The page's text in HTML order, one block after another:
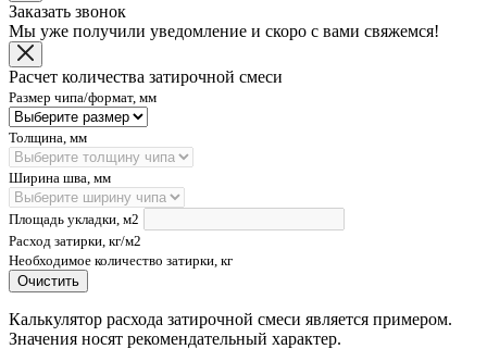
Заказать звонок
Мы уже получили уведомление и скоро с вами свяжемся!
Расчет количества затирочной смеси
Размер чипа/формат, мм
Толщина, мм
Ширина шва, мм
Площадь укладки, м2
Расход затирки, кг/м2
Необходимое количество затирки, кг
Очистить
Калькулятор расхода затирочной смеси является примером.
Значения носят рекомендательный характер.